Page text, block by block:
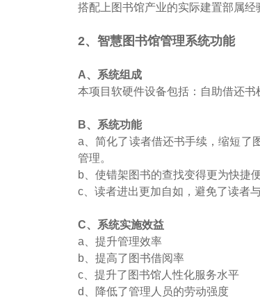
搭配上图书馆产业的实际建置部属
2、智慧图书馆管理系统功能
A、系统组成
本项目软硬件设备包括：自助借还
B、系统功能
a、简化了读者借还书手续，缩短了
管理。
b、使错架图书的查找变得更为快捷
c、读者进出更加自如，避免了读者
C、系统实施效益
a、提升管理效率
b、提高了图书借阅率
c、提升了图书馆人性化服务水平
d、降低了管理人员的劳动强度